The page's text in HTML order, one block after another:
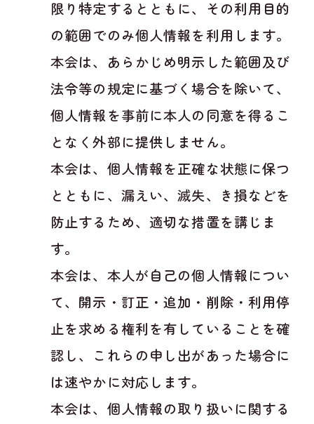
限り特定するとともに、その利用目的
の範囲でのみ個人情報を利用します。
本会は、あらかじめ明示した範囲及び
法令等の規定に基づく場合を除いて、
個人情報を事前に本人の同意を得るこ
となく外部に提供しません。
本会は、個人情報を正確な状態に保つ
とともに、漏えい、滅失、き損などを
防止するため、適切な措置を講じま
す。
本会は、本人が自己の個人情報につい
て、開示・訂正・追加・削除・利用停
止を求める権利を有していることを確
認し、これらの申し出があった場合に
は速やかに対応します。
本会は、個人情報の取り扱いに関する